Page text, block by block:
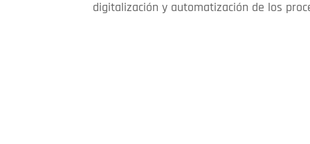
digitalización y automatización de los